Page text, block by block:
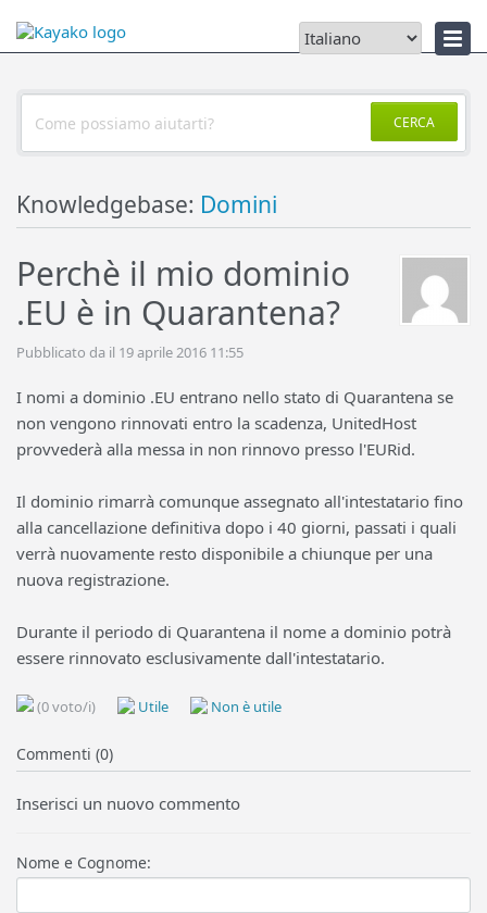
Notizie
CERCA
Knowledgebase: Domini
Perchè il mio dominio
.EU è in Quarantena?
Pubblicato da il 19 aprile 2016 11:55
I nomi a dominio .EU entrano nello stato di Quarantena se
non vengono rinnovati entro la scadenza, UnitedHost
provvederà alla messa in non rinnovo presso l'EURid.
Il dominio rimarrà comunque assegnato all'intestatario fino
alla cancellazione definitiva dopo i 40 giorni, passati i quali
verrà nuovamente resto disponibile a chiunque per una
nuova registrazione.
Durante il periodo di Quarantena il nome a dominio potrà
essere rinnovato esclusivamente dall'intestatario.
(0 voto/i) Utile Non è utile
Commenti (0)
Inserisci un nuovo commento
Nome e Cognome: